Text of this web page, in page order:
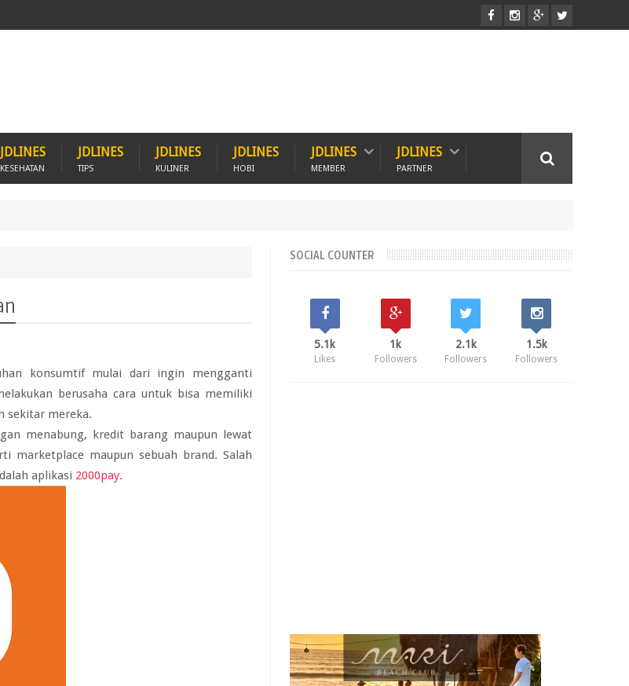
JDLINES
KESEHATAN
JDLINES
TIPS
JDLINES
KULINER
JDLINES
HOBI
JDLINES
MEMBER
JDLINES
PARTNER
konsumtif mulai dari ingin mengganti
berusaha cara untuk bisa memiliki
sekitar mereka.
menabung, kredit barang maupun lewat
marketplace maupun sebuah brand. Salah
aplikasi 2000pay.
SOCIAL COUNTER
5.1k
Likes
1k
Followers
2.1k
Followers
1.5k
Followers